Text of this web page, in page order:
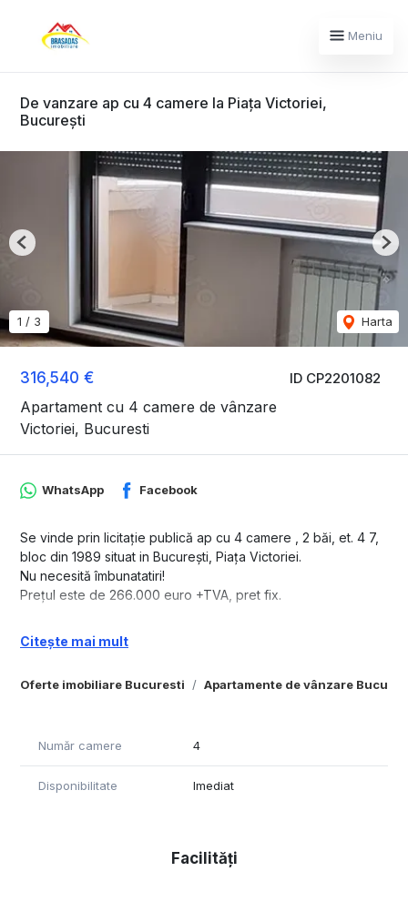
Meniu
De vanzare ap cu 4 camere la Piața Victoriei,
București
ID CP2201082
316,540 €
Apartament cu 4 camere de vânzare
Victoriei, Bucuresti
1 / 3 Harta
Previous
Oferte imobiliare Bucuresti Apartamente de vânzare
WhatsApp Facebook
Se vinde prin licitație publică ap cu 4 camere , 2 băi, et. 4 7,
bloc din 1989 situat in București, Piața Victoriei.
Nu necesită îmbunatatiri!
Prețul este de 266.000 euro +TVA, pret fix.
Citește mai mult
Număr camere 4
Disponibilitate Imediat
Facilități